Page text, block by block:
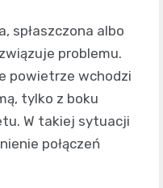
spłaszczona albo
problemu.
powietrze wchodzi
tylko z boku
W takiej sytuacji
połączeń